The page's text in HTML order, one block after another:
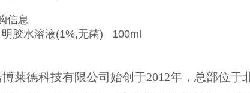
信息
胶水溶液(1%,无菌) 100ml
莱德科技有限公司始创于2012年，总部位